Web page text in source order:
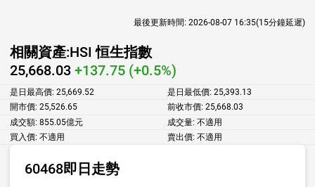
最後更新時間: 2026-08-07 16:35(15分鐘延遲)
相關資產:HSI 恒生指數
25,668.03 +137.75 (+0.5%)
是日最高價: 25,669.52 是日最低價: 25,393.13
開市價: 25,526.65 前收市價: 25,668.03
成交額: 855.05億元 成交量: 不適用
買入價: 不適用 賣出價: 不適用
60468即日走勢